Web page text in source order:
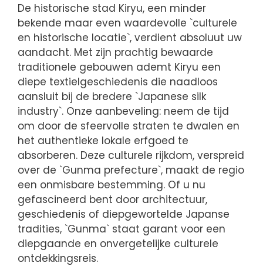
De historische stad Kiryu, een minder
bekende maar even waardevolle `culturele
en historische locatie`, verdient absoluut uw
aandacht. Met zijn prachtig bewaarde
traditionele gebouwen ademt Kiryu een
diepe textielgeschiedenis die naadloos
aansluit bij de bredere `Japanese silk
industry`. Onze aanbeveling: neem de tijd
om door de sfeervolle straten te dwalen en
het authentieke lokale erfgoed te
absorberen. Deze culturele rijkdom, verspreid
over de `Gunma prefecture`, maakt de regio
een onmisbare bestemming. Of u nu
gefascineerd bent door architectuur,
geschiedenis of diepgewortelde Japanse
tradities, `Gunma` staat garant voor een
diepgaande en onvergetelijke culturele
ontdekkingsreis.